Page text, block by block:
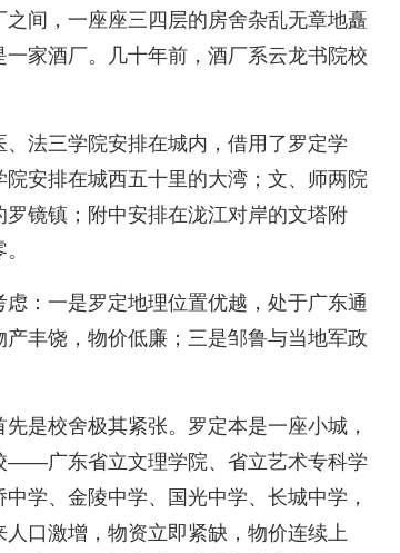
间，一座座三四层的房舍杂乱无章地矗
家酒厂。几十年前，酒厂系云龙书院校
法三学院安排在城内，借用了罗定学
安排在城西五十里的大湾；文、师两院
镜镇；附中安排在泷江对岸的文塔附
：一是罗定地理位置优越，处于广东通
丰饶，物价低廉；三是邹鲁与当地军政
是校舍极其紧张。罗定本是一座小城，
——广东省立文理学院、省立艺术专科学
学、金陵中学、国光中学、长城中学，
口激增，物资立即紧缺，物价连续上